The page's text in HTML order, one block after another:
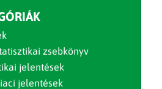
zsebkönyv
jelentések
jelentések